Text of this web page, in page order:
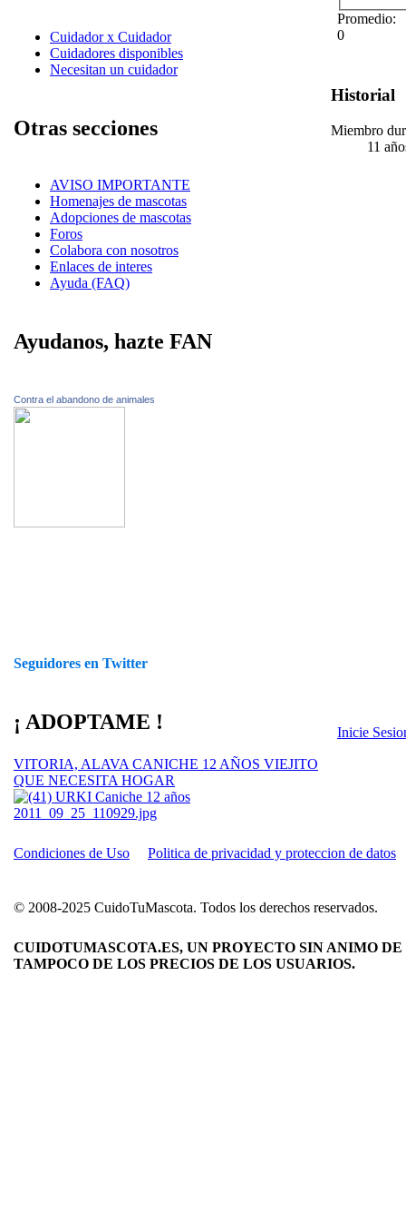
Cuidador x Cuidador
Cuidadores disponibles
Necesitan un cuidador
Otras secciones
AVISO IMPORTANTE
Homenajes de mascotas
Adopciones de mascotas
Foros
Colabora con nosotros
Enlaces de interes
Ayuda (FAQ)
Ayudanos, hazte FAN
Contra el abandono de animales
Seguidores en Twitter
¡ ADOPTAME !
VITORIA, ALAVA CANICHE 12 AÑOS VIEJITO
QUE NECESITA HOGAR
Promedio:
0
Historial
Miembro
11
Inicie
Condiciones de Uso Politica de privacidad y proteccion de datos
© 2008-2025 CuidoTuMascota. Todos los derechos reservados.
CUIDOTUMASCOTA.ES, UN PROYECTO SIN ANIMO
TAMPOCO DE LOS PRECIOS DE LOS USUARIOS.